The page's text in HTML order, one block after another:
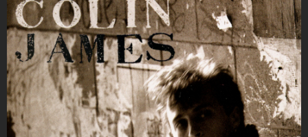
n
: